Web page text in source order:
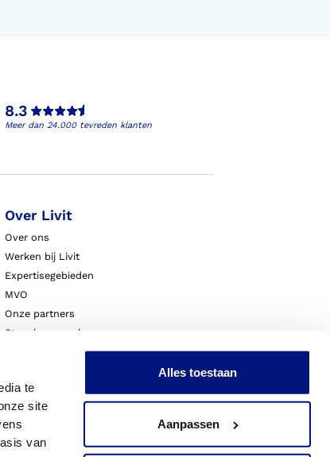
te
site
van
Alles toestaan
Aanpassen
8.3
Meer dan 24.000 tevreden klanten
Over Livit
Over ons
Werken bij Livit
Expertisegebieden
MVO
Onze partners
Steunkousen.nl
Blessurewijzer.nl
Nieuws
Innovatie & Onderzoek
Livit Zorgprofessionals